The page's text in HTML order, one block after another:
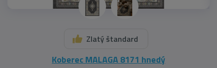
Zlatý štandard
Koberec MALAGA 8171 hnedý